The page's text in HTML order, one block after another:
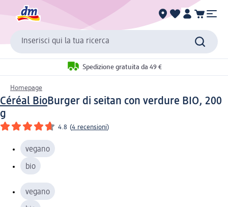
Inserisci qui la tua ricerca
Spedizione gratuita da 49 €
Homepage
Céréal BioBurger di seitan con verdure BIO, 200
g
4.8 (4 recensioni)
vegano
bio
vegano